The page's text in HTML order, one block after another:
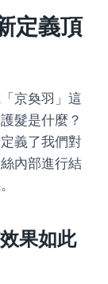
定義頂
京奐羽」這
髮是什麼？
義了我們對
內部進行結
果如此